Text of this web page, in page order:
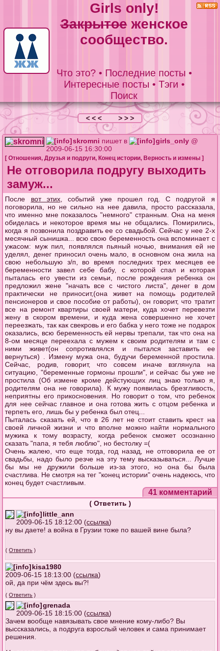
Girls only!
Закрытоеженское
сообщество.
Что это?• Последние посты •
Интересные посты • Тэги •
Поиск
< < < > > >
skromni пишет в girls_only @
2009-06-15 16:30:00
[Отношения,Друзья и подруги, Конец истории, Верность и измены ]
Не отговорила подругу выходить
замуж...
После вот этих, событий уже прошел год. С подругой я
поговорила, но не сильно на нее давила, просто рассказала,
что именно мне показалось "немного" странным. Она на меня
обиделась и некоторое время мы не общались. Помирились,
когда я позвонила поздравить ее со свадьбой. Сейчас у нее 2-х
месячный сынишка... всю свою беременность она вспоминает с
ужасом: муж пил, появлялся пьяный ночью, внимания ей не
уделял, денег приносил очень мало, в основном она жила на
свою небольшую з/п, во время последних трех месяцев ее
беременности завел себе бабу, с которой спал и которая
пыталась его увести из семьи, после рождения ребенка он
предложил жене "начать все с чистого листа", денег в дом
практически не приносит,(она живет на помощь родителей
пенсионеров и свое пособие от работы), он говорит, что тратит
все на ремонт квартиры своей матери, куда хочет перевезти
жену в скором времени, и куда жена совершенно не хочет
переезжать, так как свекровь и его бабка у него тоже не подарок
оказались, всю беременность ей нервы трепали, так что она на
8-ом месяце переехала с мужем к своим родителям и там с
ними живет(он сопротивлялся и пытался заставить ее
вернуться) . Измену мужа она, будучи беременной простила.
Сейчас, родив, говорит, что совсем иначе взглянула на
ситуацию, "беременные гормоны прошли", и сейчас бы уже не
простила (Об измене кроме дейстующих лиц знаю только я,
родителям она не говорила). К мужу появилась брезгливость,
неприятны его прикосновения. Но говорит о том, что ребенок
для нее сейчас главное и она готова жить с отцом ребенка и
терпеть его, лишь бы у ребенка был отец...
Пыталась сказать ей, что в 26 лет не стоит ставить крест на
своей личной жизни и что вполне можно найти нормального
мужика к тому возрасту, когда ребенок сможет осознанно
сказать "папа, я тебя люблю", но бестолку =(
Очень жалею, что еще тогда, год назад, не отговорила ее от
свадьбы, надо было резче на эту тему высказываться... Лучше
бы мы не дружили больше из-за этого, но она бы была
счастлива. Не смотря на тег "конец истории" очень надеюсь, что
конец будет счастливым.
41 комментарий
( Ответить )
little_ann
2009-06-15 18:12:00 (ссылка)
ну вы даете! а война в Грузии тоже по вашей вине была?
(Ответить )
kisa1980
2009-06-15 18:13:00 (ссылка)
ой, да при чём здесь вы?!
(Ответить )
grenada
2009-06-15 18:15:00 (ссылка)
Зачем вообще навязывать свое мнение кому-либо? Вы
выссказались, а подруга взрослый человек и сама принимает
решения.